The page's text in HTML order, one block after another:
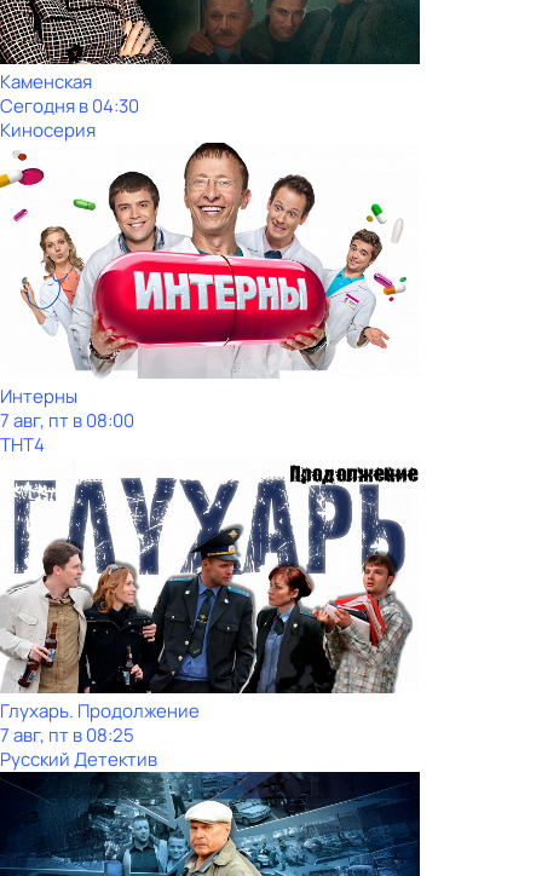
Каменская
Сегодня в 04:30
Киносерия
Интерны
7 авг, пт в 08:00
ТНТ4
Глухарь. Продолжение
7 авг, пт в 08:25
Русский Детектив